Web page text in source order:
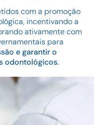
com a promoção
incentivando a
ativamente com
para
e garantir o
odontológicos.